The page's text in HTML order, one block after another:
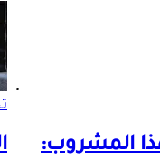
المشروب: